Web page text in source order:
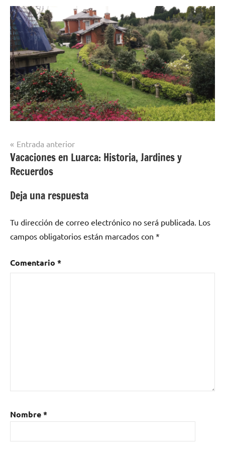
Navegación
de
entradas
Entrada anterior
Vacaciones en Luarca: Historia, Jardines y
Recuerdos
Deja una respuesta
Tu dirección de correo electrónico no será publicada. Los
campos obligatorios están marcados con *
Comentario *
Nombre*